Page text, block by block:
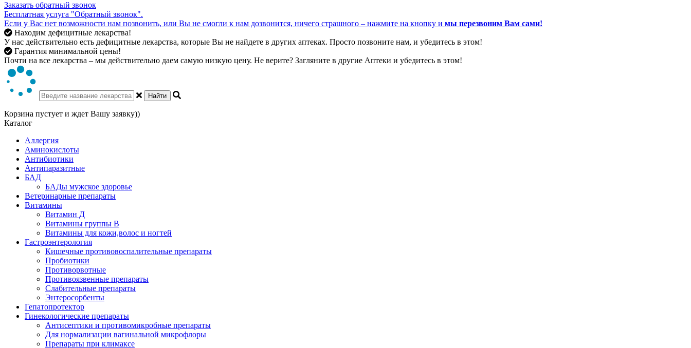
Заказать обратный звонок
Бесплатная услуга "Обратный звонок".
Если у Вас нет возможности нам позвонить, или Вы не смогли к нам дозвонится, ничего страшного – нажмите на кнопку и мы перезвоним Вам сами!
Находим дефицитные лекарства!
У нас действительно есть дефицитные лекарства, которые Вы не найдете в других аптеках. Просто позвоните нам, и убедитесь в этом!
Гарантия минимальной цены!
Почти на все лекарства – мы действительно даем самую низкую цену. Не верите? Загляните в другие Аптеки и убедитесь в этом!
Найти
Корзина пустует и ждет Вашу заявку))
Каталог
Аллергия
Аминокислоты
Антибиотики
Антипаразитные
БАД
БАДы мужское здоровье
Ветеринарные препараты
Витамины
Витамин Д
Витамины группы В
Витамины для кожи,волос и ногтей
Гастроэнтерология
Кишечные противовоспалительные препараты
Пробиотики
Противорвотные
Противоязвенные препараты
Слабительные препараты
Энтеросорбенты
Гепатопротектор
Гинекологические препараты
Антисептики и противомикробные препараты
Для нормализации вагинальной микрофлоры
Препараты при климаксе